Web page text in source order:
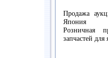
Продажа
Япония
Розничная
запчастей